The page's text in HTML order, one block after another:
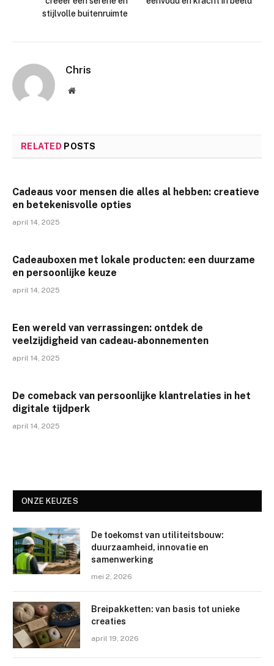
stijlvolle buitenruimte
Chris
Website
RELATED POSTS
Cadeaus voor mensen die alles al hebben: creatieve
en betekenisvolle opties
april 14, 2025
Cadeauboxen met lokale producten: een duurzame
en persoonlijke keuze
april 14, 2025
Een wereld van verrassingen: ontdek de
veelzijdigheid van cadeau-abonnementen
april 14, 2025
De comeback van persoonlijke klantrelaties in het
digitale tijdperk
april 14, 2025
ONZE KEUZES
De toekomst van utiliteitsbouw:
duurzaamheid, innovatie en
samenwerking
mei 2, 2026
Breipakketten: van basis tot unieke
creaties
april 19, 2026